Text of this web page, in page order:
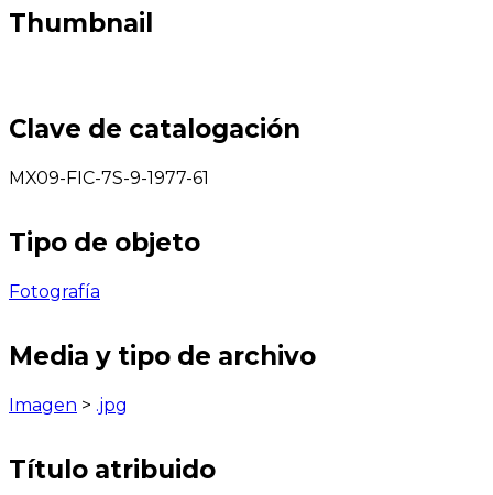
Thumbnail
Clave de catalogación
MX09-FIC-7S-9-1977-61
Tipo de objeto
Fotografía
Media y tipo de archivo
Imagen > .jpg
Título atribuido